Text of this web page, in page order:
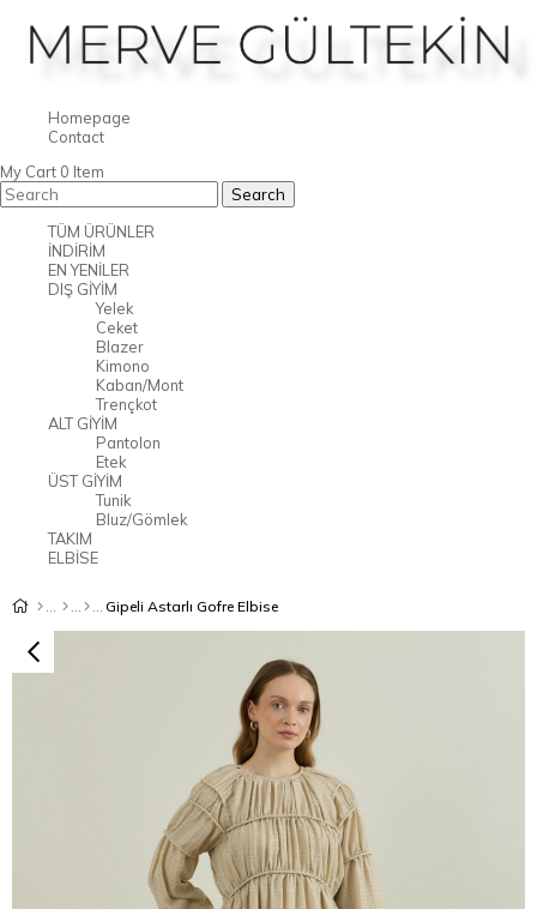
Homepage
Contact
My Cart 0 Item
TÜM ÜRÜNLER
İNDİRİM
EN YENİLER
DIŞ GİYİM
Yelek
Ceket
Blazer
Kimono
Kaban/Mont
Trençkot
ALT GİYİM
Pantolon
Etek
ÜST GİYİM
Tunik
Bluz/Gömlek
TAKIM
ELBİSE
Gipeli Astarlı Gofre Elbise